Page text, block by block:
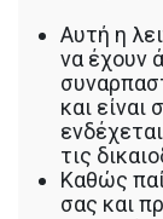
Αυτή η
να έχουν
και είναι
τις
Καθώς
σας και